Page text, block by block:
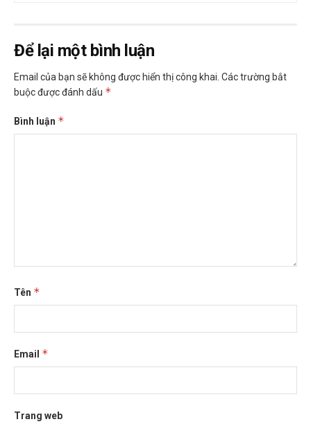
Để lại một bình luận
Email của bạn sẽ không được hiển thị công khai. Các trường bắt
buộc được đánh dấu *
Bình luận *
Tên *
Email *
Trang web